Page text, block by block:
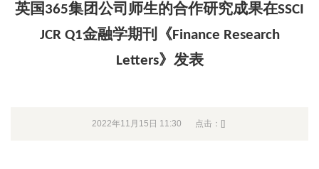
英国365集团公司师生的合作研究成果在SSCI
JCR Q1金融学期刊《Finance Research
Letters》发表
2022年11月15日 11:30 点击：[]